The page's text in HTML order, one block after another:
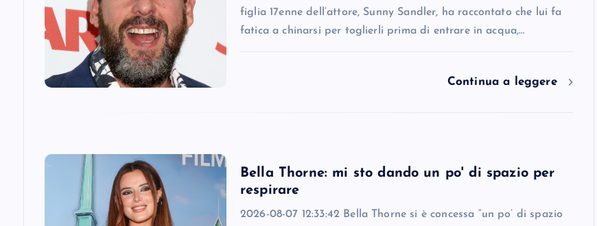
figlia 17enne dell’attore, Sunny Sandler, ha raccontato che lui fa
fatica a chinarsi per toglierli prima di entrare in acqua,…
Continua a leggere
Bella Thorne: mi sto dando un po' di spazio per
respirare
2026-08-07 12:33:42 Bella Thorne si è concessa “un po’ di spazio